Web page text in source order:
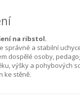
na ribstol.
správné a stabilní
dospělé osoby,
výšky a pohybových
ke stěně.